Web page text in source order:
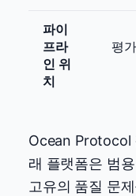
파이
프라
인 위
치
평
Ocean Protocol
래 플랫폼은 범
고유의 품질 문